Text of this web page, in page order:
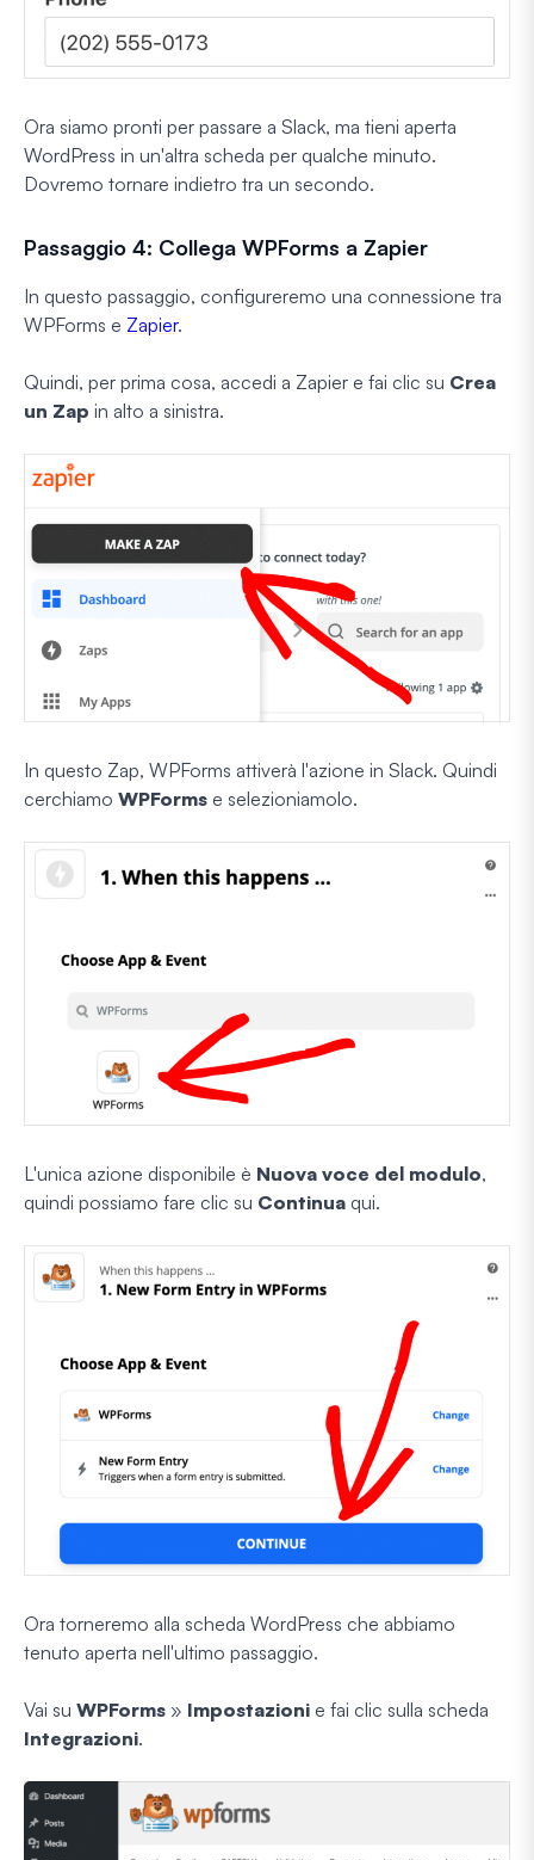
Ora siamo pronti per passare a Slack, ma tieni aperta
WordPress in un'altra scheda per qualche minuto.
Dovremo tornare indietro tra un secondo.
Passaggio 4: Collega WPForms a Zapier
In questo passaggio, configureremo una connessione tra
WPForms e Zapier.
Quindi, per prima cosa, accedi a Zapier e fai clic su Crea
un Zap in alto a sinistra.
In questo Zap, WPForms attiverà l'azione in Slack. Quindi
cerchiamo WPForms e selezioniamolo.
L'unica azione disponibile è Nuova voce del modulo,
quindi possiamo fare clic su Continua qui.
Ora torneremo alla scheda WordPress che abbiamo
tenuto aperta nell'ultimo passaggio.
Vai su WPForms » Impostazioni e fai clic sulla scheda
Integrazioni.